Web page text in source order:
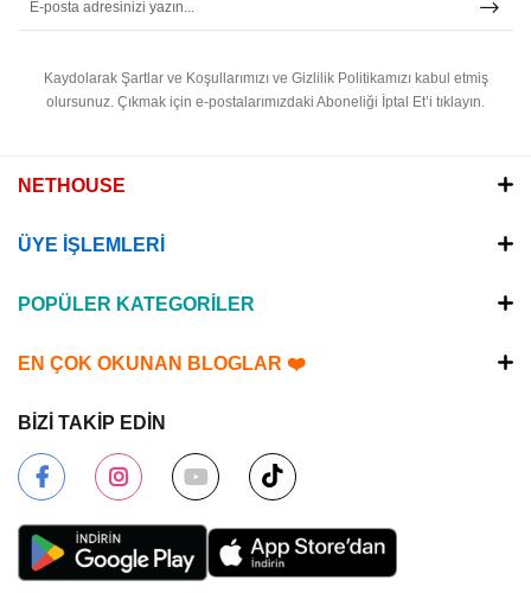
Kaydolarak Şartlar ve Koşullarımızı ve Gizlilik Politikamızı kabul etmiş
olursunuz. Çıkmak için e-postalarımızdaki Aboneliği İptal Et’i tıklayın.
NETHOUSE
ÜYE İŞLEMLERİ
POPÜLER KATEGORİLER
EN ÇOK OKUNAN BLOGLAR ❤️
BİZİ TAKİP EDİN